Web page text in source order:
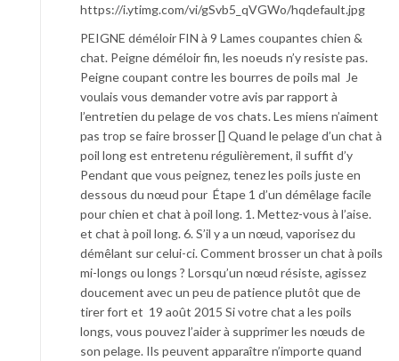
https://i.ytimg.com/vi/gSvb5_qVGWo/hqdefault.jpg
PEIGNE déméloir FIN à 9 Lames coupantes chien &
chat. Peigne déméloir fin, les noeuds n’y resiste pas.
Peigne coupant contre les bourres de poils mal Je
voulais vous demander votre avis par rapport à
l’entretien du pelage de vos chats. Les miens n’aiment
pas trop se faire brosser [] Quand le pelage d’un chat à
poil long est entretenu régulièrement, il suffit d’y
Pendant que vous peignez, tenez les poils juste en
dessous du nœud pour Étape 1 d’un démêlage facile
pour chien et chat à poil long. 1. Mettez-vous à l’aise.
et chat à poil long. 6. S’il y a un nœud, vaporisez du
démêlant sur celui-ci. Comment brosser un chat à poils
mi-longs ou longs ? Lorsqu’un nœud résiste, agissez
doucement avec un peu de patience plutôt que de
tirer fort et 19 août 2015 Si votre chat a les poils
longs, vous pouvez l’aider à supprimer les nœuds de
son pelage. Ils peuvent apparaître n’importe quand